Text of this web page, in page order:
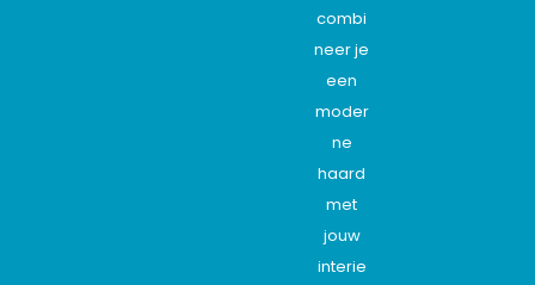
combi
neer je
een
moder
ne
haard
met
jouw
interie